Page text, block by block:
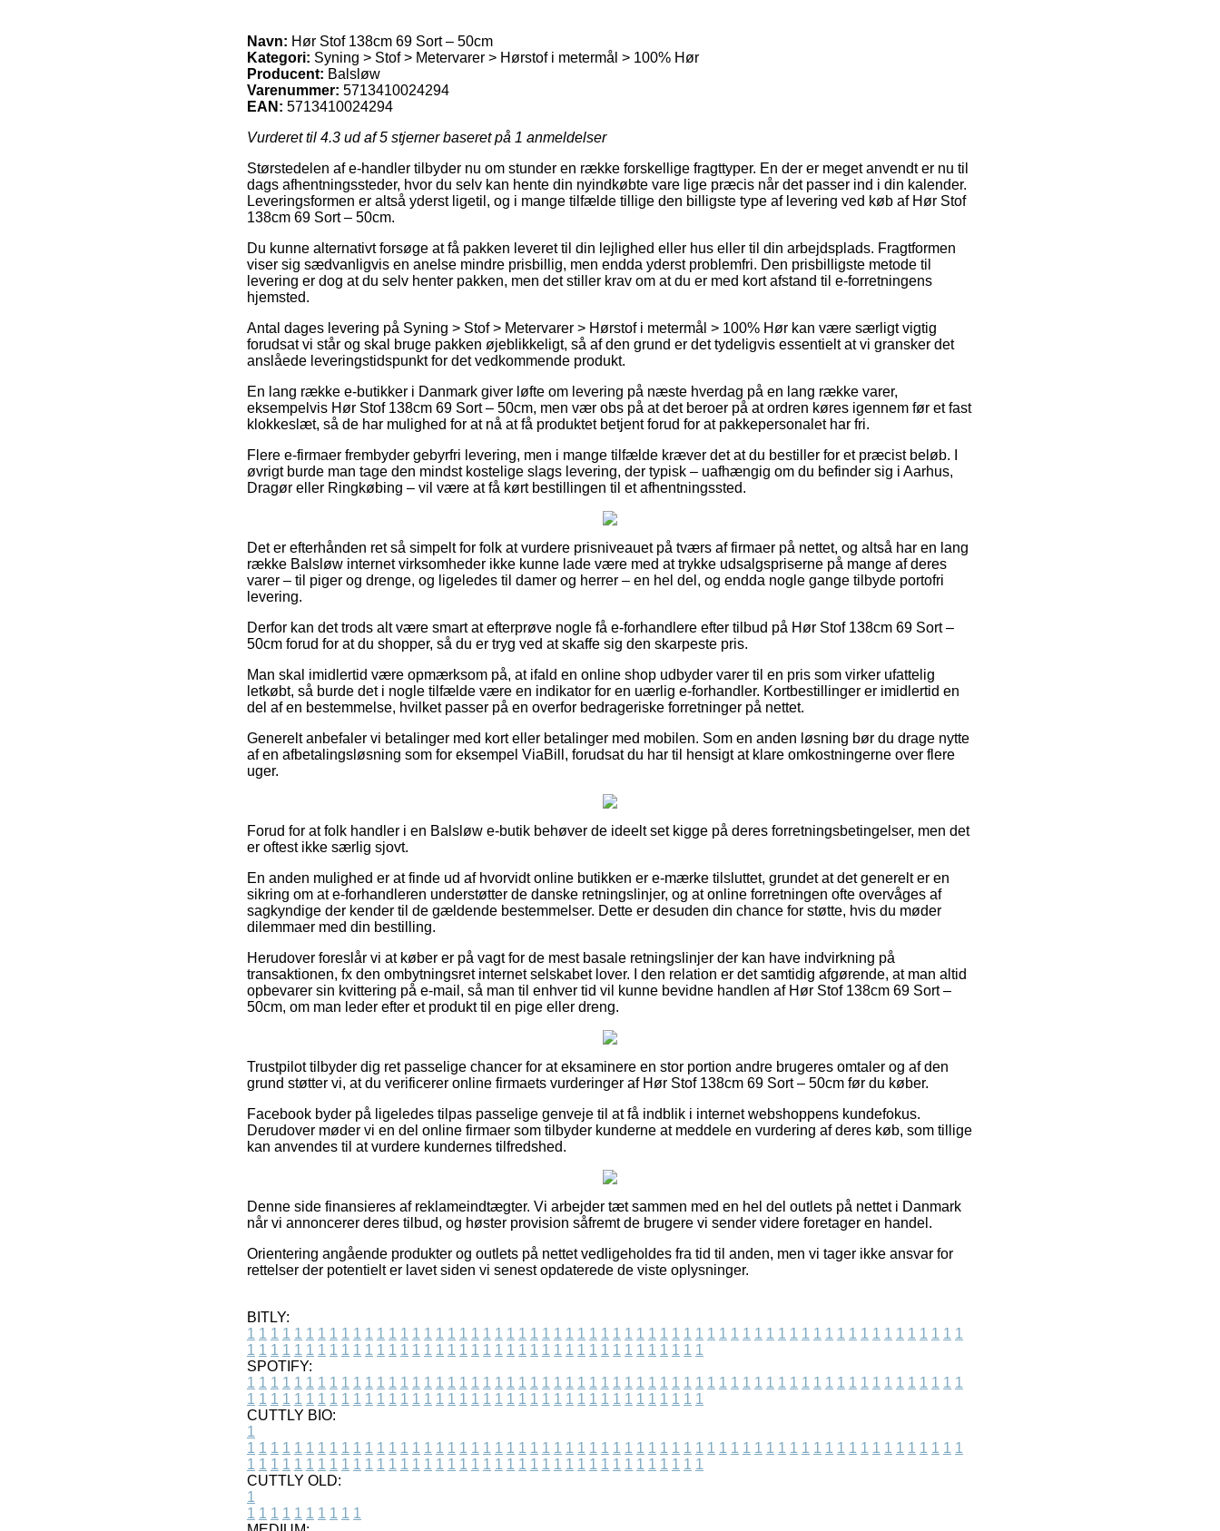
Navn: Hør Stof 138cm 69 Sort – 50cm
Kategori: Syning > Stof > Metervarer > Hørstof i metermål > 100% Hør
Producent: Balsløw
Varenummer: 5713410024294
EAN: 5713410024294
Vurderet til 4.3 ud af 5 stjerner baseret på 1 anmeldelser
Størstedelen af e-handler tilbyder nu om stunder en række forskellige fragttyper. En der er meget anvendt er nu til
dags afhentningssteder, hvor du selv kan hente din nyindkøbte vare lige præcis når det passer ind i din kalender.
Leveringsformen er altså yderst ligetil, og i mange tilfælde tillige den billigste type af levering ved køb af Hør Stof
138cm 69 Sort – 50cm.
Du kunne alternativt forsøge at få pakken leveret til din lejlighed eller hus eller til din arbejdsplads. Fragtformen
viser sig sædvanligvis en anelse mindre prisbillig, men endda yderst problemfri. Den prisbilligste metode til
levering er dog at du selv henter pakken, men det stiller krav om at du er med kort afstand til e-forretningens
hjemsted.
Antal dages levering på Syning > Stof > Metervarer > Hørstof i metermål > 100% Hør kan være særligt vigtig
forudsat vi står og skal bruge pakken øjeblikkeligt, så af den grund er det tydeligvis essentielt at vi gransker det
anslåede leveringstidspunkt for det vedkommende produkt.
En lang række e-butikker i Danmark giver løfte om levering på næste hverdag på en lang række varer,
eksempelvis Hør Stof 138cm 69 Sort – 50cm, men vær obs på at det beroer på at ordren køres igennem før et fast
klokkeslæt, så de har mulighed for at nå at få produktet betjent forud for at pakkepersonalet har fri.
Flere e-firmaer frembyder gebyrfri levering, men i mange tilfælde kræver det at du bestiller for et præcist beløb. I
øvrigt burde man tage den mindst kostelige slags levering, der typisk – uafhængig om du befinder sig i Aarhus,
Dragør eller Ringkøbing – vil være at få kørt bestillingen til et afhentningssted.
Det er efterhånden ret så simpelt for folk at vurdere prisniveauet på tværs af firmaer på nettet, og altså har en lang
række Balsløw internet virksomheder ikke kunne lade være med at trykke udsalgspriserne på mange af deres
varer – til piger og drenge, og ligeledes til damer og herrer – en hel del, og endda nogle gange tilbyde portofri
levering.
Derfor kan det trods alt være smart at efterprøve nogle få e-forhandlere efter tilbud på Hør Stof 138cm 69 Sort –
50cm forud for at du shopper, så du er tryg ved at skaffe sig den skarpeste pris.
Man skal imidlertid være opmærksom på, at ifald en online shop udbyder varer til en pris som virker ufattelig
letkøbt, så burde det i nogle tilfælde være en indikator for en uærlig e-forhandler. Kortbestillinger er imidlertid en
del af en bestemmelse, hvilket passer på en overfor bedrageriske forretninger på nettet.
Generelt anbefaler vi betalinger med kort eller betalinger med mobilen. Som en anden løsning bør du drage nytte
af en afbetalingsløsning som for eksempel ViaBill, forudsat du har til hensigt at klare omkostningerne over flere
uger.
Forud for at folk handler i en Balsløw e-butik behøver de ideelt set kigge på deres forretningsbetingelser, men det
er oftest ikke særlig sjovt.
En anden mulighed er at finde ud af hvorvidt online butikken er e-mærke tilsluttet, grundet at det generelt er en
sikring om at e-forhandleren understøtter de danske retningslinjer, og at online forretningen ofte overvåges af
sagkyndige der kender til de gældende bestemmelser. Dette er desuden din chance for støtte, hvis du møder
dilemmaer med din bestilling.
Herudover foreslår vi at køber er på vagt for de mest basale retningslinjer der kan have indvirkning på
transaktionen, fx den ombytningsret internet selskabet lover. I den relation er det samtidig afgørende, at man altid
opbevarer sin kvittering på e-mail, så man til enhver tid vil kunne bevidne handlen af Hør Stof 138cm 69 Sort –
50cm, om man leder efter et produkt til en pige eller dreng.
Trustpilot tilbyder dig ret passelige chancer for at eksaminere en stor portion andre brugeres omtaler og af den
grund støtter vi, at du verificerer online firmaets vurderinger af Hør Stof 138cm 69 Sort – 50cm før du køber.
Facebook byder på ligeledes tilpas passelige genveje til at få indblik i internet webshoppens kundefokus.
Derudover møder vi en del online firmaer som tilbyder kunderne at meddele en vurdering af deres køb, som tillige
kan anvendes til at vurdere kundernes tilfredshed.
Denne side finansieres af reklameindtægter. Vi arbejder tæt sammen med en hel del outlets på nettet i Danmark
når vi annoncerer deres tilbud, og høster provision såfremt de brugere vi sender videre foretager en handel.
Orientering angående produkter og outlets på nettet vedligeholdes fra tid til anden, men vi tager ikke ansvar for
rettelser der potentielt er lavet siden vi senest opdaterede de viste oplysninger.
BITLY:
1 1 1 1 1 1 1 1 1 1 1 1 1 1 1 1 1 1 1 1 1 1 1 1 1 1 1 1 1 1 1 1 1 1 1 1 1 1 1 1 1 1 1 1 1 1 1 1 1 1 1 1 1 1 1 1 1 1 1 1 1
1 1 1 1 1 1 1 1 1 1 1 1 1 1 1 1 1 1 1 1 1 1 1 1 1 1 1 1 1 1 1 1 1 1 1 1 1 1 1
SPOTIFY:
1 1 1 1 1 1 1 1 1 1 1 1 1 1 1 1 1 1 1 1 1 1 1 1 1 1 1 1 1 1 1 1 1 1 1 1 1 1 1 1 1 1 1 1 1 1 1 1 1 1 1 1 1 1 1 1 1 1 1 1 1
1 1 1 1 1 1 1 1 1 1 1 1 1 1 1 1 1 1 1 1 1 1 1 1 1 1 1 1 1 1 1 1 1 1 1 1 1 1 1
CUTTLY BIO:
1
1 1 1 1 1 1 1 1 1 1 1 1 1 1 1 1 1 1 1 1 1 1 1 1 1 1 1 1 1 1 1 1 1 1 1 1 1 1 1 1 1 1 1 1 1 1 1 1 1 1 1 1 1 1 1 1 1 1 1 1 1
1 1 1 1 1 1 1 1 1 1 1 1 1 1 1 1 1 1 1 1 1 1 1 1 1 1 1 1 1 1 1 1 1 1 1 1 1 1 1
CUTTLY OLD:
1
1 1 1 1 1 1 1 1 1 1